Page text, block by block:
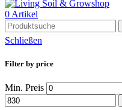
0 Artikel
Schließen
Filter by price
Min. Preis